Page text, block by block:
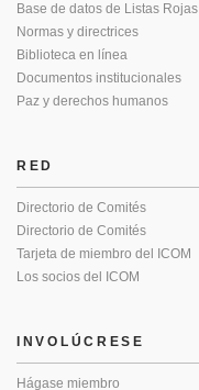
Base de datos de Listas Rojas
Normas y directrices
Biblioteca en línea
Documentos institucionales
Paz y derechos humanos
RED
Directorio de Comités
Directorio de Comités
Tarjeta de miembro del ICOM
Los socios del ICOM
INVOLÚCRESE
Hágase miembro